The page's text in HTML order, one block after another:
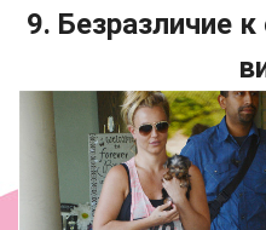
9. Безразличие